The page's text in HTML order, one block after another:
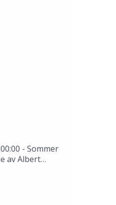
- Sommer
av Albert
Tomas